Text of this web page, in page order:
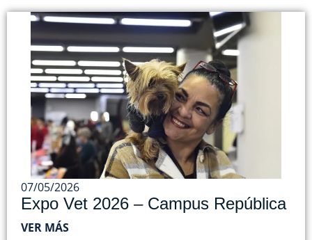
07/05/2026
Expo Vet 2026 – Campus República
VER MÁS